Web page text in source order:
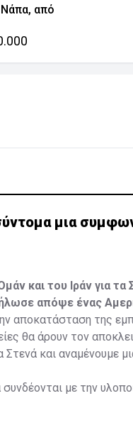
Νάπα, από
μια
και του Ιράν για τα
απόψε ένας
αποκατάσταση της
θα άρουν τον
Στενά και αναμένουμε
με την